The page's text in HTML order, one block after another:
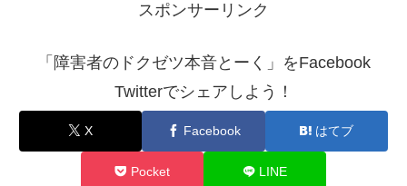
スポンサーリンク
「障害者のドクゼツ本音とーく」をFacebook
Twitterでシェアしよう！
X Facebook はてブ
Pocket LINE